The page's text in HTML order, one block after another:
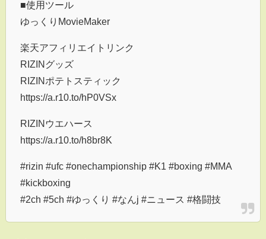
■使用ツール
ゆっくりMovieMaker
楽天アフィリエイトリンク
RIZINグッズ
RIZINポテトスティック
https://a.r10.to/hP0VSx
RIZINウエハース
https://a.r10.to/h8br8K
#rizin #ufc #onechampionship #K1 #boxing #MMA
#kickboxing
#2ch #5ch #ゆっくり #なんj #ニュース #格闘技